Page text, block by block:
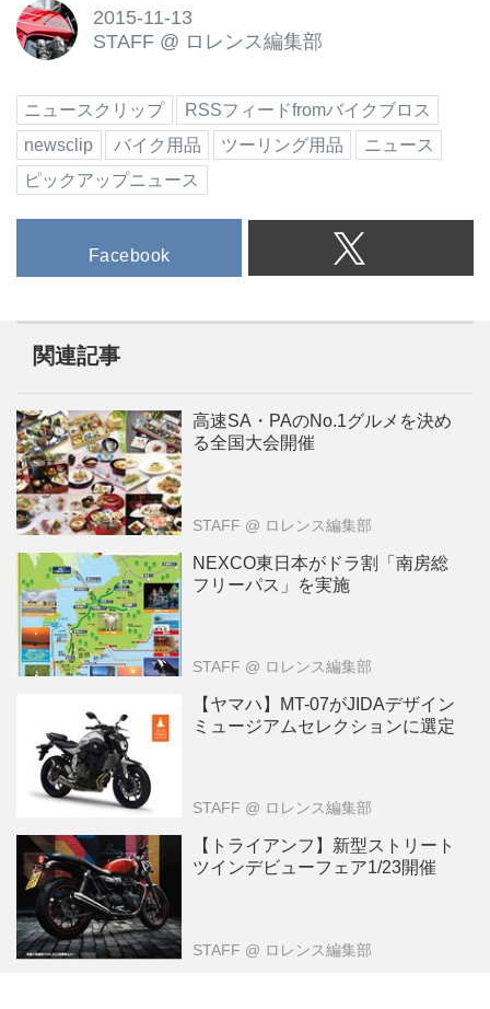
2015-11-13
STAFF @ ロレンス編集部
ニュースクリップ
RSSフィードfromバイクブロス
newsclip
バイク用品 ツーリング用品
ニュース
ピックアップニュース
Facebook
関連記事
高速SA・PAのNo.1グルメを決め
る全国大会開催
STAFF @ ロレンス編集部
NEXCO東日本がドラ割「南房総
フリーパス」を実施
STAFF @ ロレンス編集部
【ヤマハ】MT-07がJIDAデザイン
ミュージアムセレクションに選定
STAFF @ ロレンス編集部
【トライアンフ】新型ストリート
ツインデビューフェア1/23開催
STAFF @ ロレンス編集部